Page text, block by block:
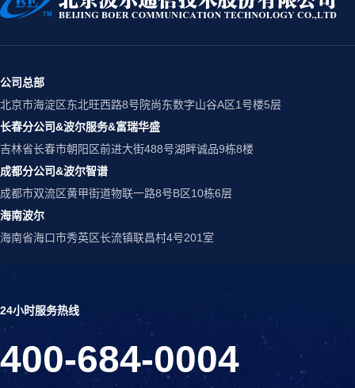
公司总部
北京市海淀区东北旺西路8号院尚东数字山谷A区1号楼5层
长春分公司&波尔服务&富瑞华盛
吉林省长春市朝阳区前进大街488号湖畔诚品9栋8楼
成都分公司&波尔智谱
成都市双流区黄甲街道物联一路8号B区10栋6层
海南波尔
海南省海口市秀英区长流镇联昌村4号201室
24小时服务热线
400-684-0004